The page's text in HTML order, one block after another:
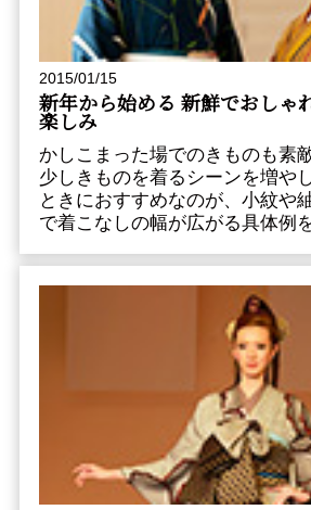
2015/01/15
新年から始める 新鮮でおしゃ
楽しみ
かしこまった場でのきものも素
少しきものを着るシーンを増や
ときにおすすめなのが、小紋や
で着こなしの幅が広がる具体例